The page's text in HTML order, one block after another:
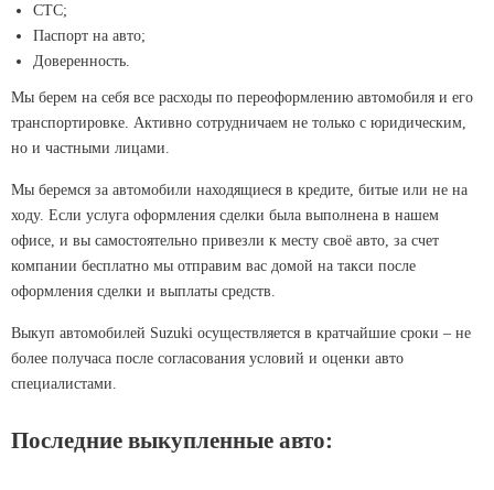
CТС;
Паспорт на авто;
Доверенность.
Мы берем на себя все расходы по переоформлению автомобиля и его
транспортировке. Активно сотрудничаем не только с юридическим,
но и частными лицами.
Мы беремся за автомобили находящиеся в кредите, битые или не на
ходу. Если услуга оформления сделки была выполнена в нашем
офисе, и вы самостоятельно привезли к месту своё авто, за счет
компании бесплатно мы отправим вас домой на такси после
оформления сделки и выплаты средств.
Выкуп автомобилей Suzuki осуществляется в кратчайшие сроки – не
более получаса после согласования условий и оценки авто
специалистами.
Последние выкупленные авто: